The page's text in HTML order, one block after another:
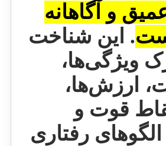
و آگاهانه
. این شناخت
ویژگی‌ها،
ارزش‌ها،
قوت و
رفتاری